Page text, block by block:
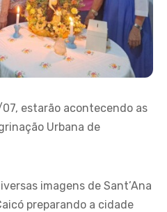
estarão acontecendo as
Urbana de
imagens de Sant’Ana
preparando a cidade